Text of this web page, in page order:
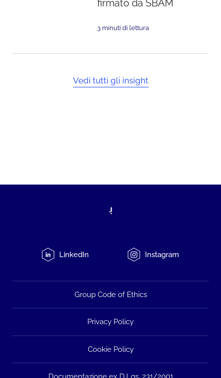
firmato da SBAM
3 minuti di lettura
Vedi tutti gli insight
LinkedIn Instagram
Group Code of Ethics
Privacy Policy
Cookie Policy
Documentazione ex D.Lgs. 231/2001